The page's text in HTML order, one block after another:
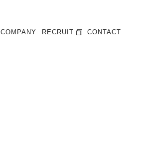
COMPANY RECRUIT CONTACT